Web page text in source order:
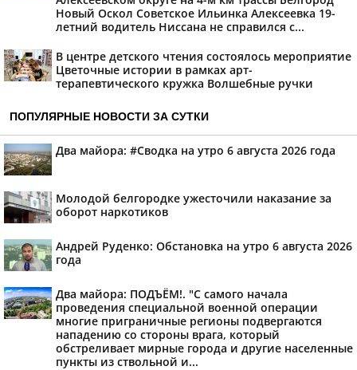
Новый Оскол Советское Ильинка Алексеевка 19-
летний водитель Ниссана не справился с...
В центре детского чтения состоялось мероприятие
Цветочные истории в рамках арт-
терапевтического кружка Волшебные ручки
ПОПУЛЯРНЫЕ НОВОСТИ ЗА СУТКИ
Два майора: #Сводка на утро 6 августа 2026 года
Молодой белгородке ужесточили наказание за
оборот наркотиков
Андрей Руденко: Обстановка на утро 6 августа 2026
года
Два майора: ПОДЪЁМ!. "С самого начала
проведения специальной военной операции
многие приграничные регионы подвергаются
нападению со стороны врага, который
обстреливает мирные города и другие населенные
пункты из ствольной и...